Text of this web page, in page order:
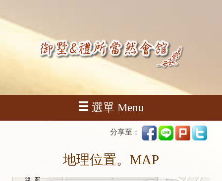
選單 Menu
分享至：
地理位置。MAP